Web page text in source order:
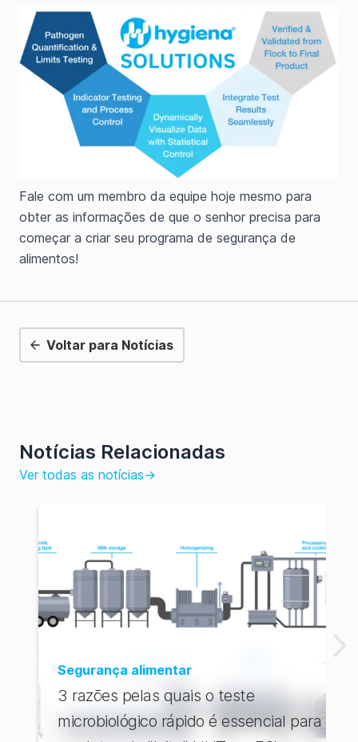
Fale com um membro da equipe hoje mesmo para
obter as informações de que o senhor precisa para
começar a criar seu programa de segurança de
alimentos!
Voltar para Notícias
Notícias Relacionadas
Ver todas as notícias→
Segurança alimentar
3 razões pelas quais o teste
microbiológico rápido é essencial para